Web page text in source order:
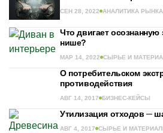
СЕН 28, 2022 АНАЛИТИКА РЫНКА
Что двигает
нише?
МАР 14, 2022 СЫРЬЕ И
О потребительском
противодействия
АВГ 14, 2017 БИЗНЕС-КЕЙСЫ
Утилизация отходов ─
АВГ 4, 2017 СЫРЬЕ И